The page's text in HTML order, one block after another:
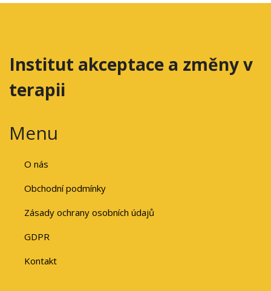
Institut akceptace a změny v
terapii
Menu
O nás
Obchodní podmínky
Zásady ochrany osobních údajů
GDPR
Kontakt